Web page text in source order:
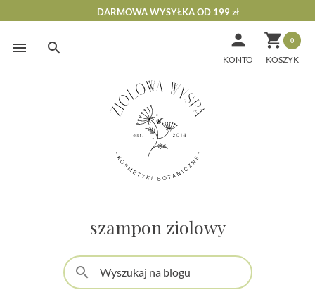
Skip
DARMOWA WYSYŁKA OD 199 zł
 0

KONTO
szampon ziolowy
search